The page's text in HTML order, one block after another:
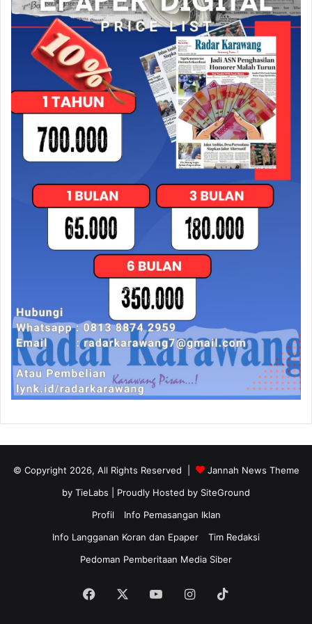
© Copyright 2026, All Rights Reserved |
Jannah News Theme
by TieLabs | Proudly Hosted by SiteGround
Profil
Info Pemasangan Iklan
Info Langganan Koran dan Epaper
Tim Redaksi
Pedoman Pemberitaan Media Siber
Facebook YouTubeInstagram